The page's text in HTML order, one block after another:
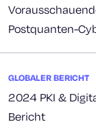
Postquanten-
GLOBALER BERICHT
2024 PKI &
Bericht